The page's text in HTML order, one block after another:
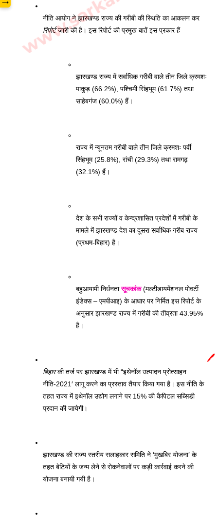
नीति आयोग ने झारखण्ड राज्य की गरीबी की स्थिति का आकलन कर
रिपोर्ट जारी की है। इस रिपोर्ट की प्रमुख बातें इस प्रकार हैं
झारखण्ड राज्य में सर्वाधिक गरीबी वाले तीन जिले क्रमशः
पाकुड़ (66.2%), पश्चिमी सिंहभूम (61.7%) तथा
साहेबगंज (60.0%) हैं।
राज्य में न्यूनतम गरीबी वाले तीन जिले क्रमशः पर्वी
सिंहभूम (25.8%), रांची (29.3%) तथा रामगढ़
(32.1%) हैं।
देश के सभी राज्यों व केन्द्रशासित प्रदेशों में गरीबी के
मामले में झारखण्ड देश का दूसरा सर्वाधिक गरीब राज्य
(प्रथम-बिहार) है।
बहुआयामी निर्धनता सूचकांक (मल्टीडायमेंशनल पोवर्टी
इंडेक्स – एमपीआइ) के आधार पर निर्मित इस रिपोर्ट के
अनुसार झारखण्ड राज्य में गरीबी की तीव्रता 43.95%
है।
बिहार की तर्ज पर झारखण्ड में भी “इथेनॉल उत्पादन प्रोत्साहन
नीति-2021′ लागू करने का प्रस्ताव तैयार किया गया है। इस नीति के
तहत राज्य में इथेनॉल उद्योग लगाने पर 15% की कैपिटल सब्सिडी
प्रदान की जायेगी।
झारखण्ड की राज्य स्तरीय सलाहकार समिति ने ‘मुखबिर योजना’ के
तहत बेटियों के जन्म लेने से रोकनेवालों पर कड़ी कार्रवाई करने की
योजना बनायी गयी है।
🖊️